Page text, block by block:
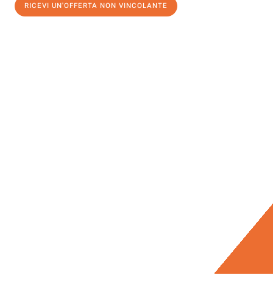
RICEVI UN'OFFERTA NON VINCOLANTE